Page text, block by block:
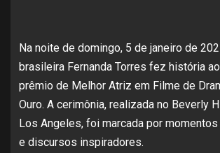
Na noite de domingo, 5 de janeiro de
brasileira Fernanda Torres fez história
prêmio de Melhor Atriz em Filme de
Ouro. A cerimônia, realizada no Beverly
Los Angeles, foi marcada por
e discursos inspiradores.